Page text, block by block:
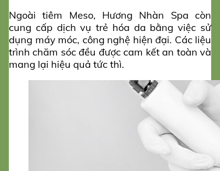
Ngoài tiêm Meso, Hương Nhàn Spa còn
cung cấp dịch vụ trẻ hóa da bằng việc sử
dụng máy móc, công nghệ hiện đại. Các liệu
trình chăm sóc đều được cam kết an toàn và
mang lại hiệu quả tức thì.